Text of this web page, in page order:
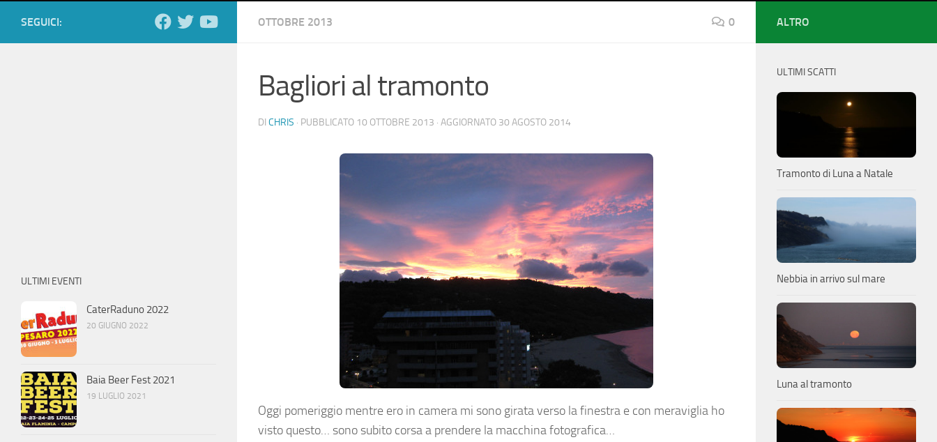
OTTOBRE 2013 0
Bagliori al tramonto
DI CHRIS · PUBBLICATO 10 OTTOBRE 2013 · AGGIORNATO 30 AGOSTO 2014
Oggi pomeriggio mentre ero in camera mi sono girata verso la finestra e con meraviglia ho
visto questo… sono subito corsa a prendere la macchina fotografica…
SEGUICI:
ULTIMI EVENTI
CaterRaduno 2022
20 GIUGNO 2022
Baia Beer Fest 2021
19 LUGLIO 2021
ALTRO
ULTIMI SCATTI
Tramonto di Luna a Natale
Nebbia in arrivo sul mare
Luna al tramonto